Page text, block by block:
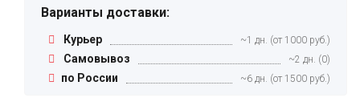
Варианты доставки:
Курьер ~1 дн. (от 1000 руб.)
Самовывоз ~2 дн. (0)
по России ~6 дн. (от 1500 руб.)